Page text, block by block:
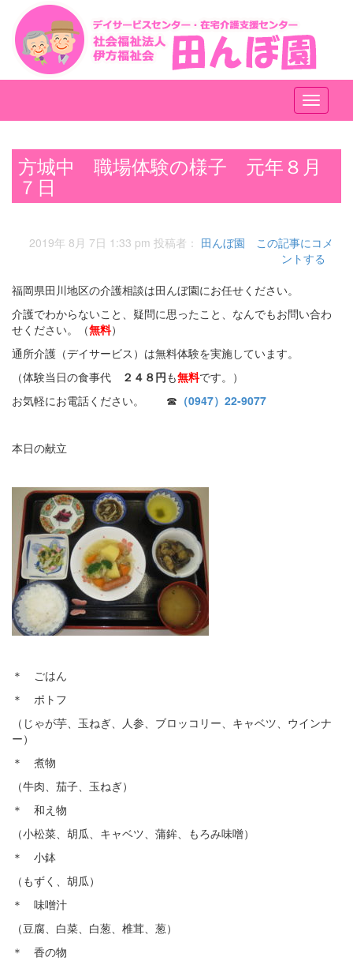
メ
ニ
ー
方城中 職場体験の様子 元年８月
７日
2019年 8月 7日 1:33 pm 投稿者： 田んぼ園
この記事にコメ
ントする
福岡県田川地区の介護相談は田んぼ園にお任せください。
介護でわからないこと、疑問に思ったこと、なんでもお問い合わ
せください。（無料）
通所介護（デイサービス）は無料体験を実施しています。
（体験当日の食事代
２４８円も無料です。）
お気軽にお電話ください。 ☎ （0947）22-9077
本日の献立
＊ ごはん
＊ ポトフ
（じゃが芋、玉ねぎ、人参、ブロッコリー、キャベツ、ウインナ
ー）
＊ 煮物
（牛肉、茄子、玉ねぎ）
＊ 和え物
（小松菜、胡瓜、キャベツ、蒲鉾、もろみ味噌）
＊ 小鉢
（もずく、胡瓜）
＊ 味噌汁
（豆腐、白菜、白葱、椎茸、葱）
＊ 香の物